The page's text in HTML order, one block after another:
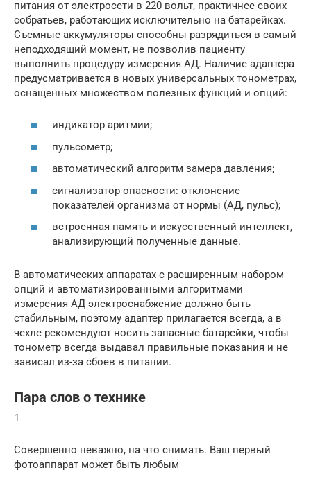
питания от электросети в 220 вольт, практичнее своих
собратьев, работающих исключительно на батарейках.
Съемные аккумуляторы способны разрядиться в самый
неподходящий момент, не позволив пациенту
выполнить процедуру измерения АД. Наличие адаптера
предусматривается в новых универсальных тонометрах,
оснащенных множеством полезных функций и опций:
индикатор аритмии;
пульсометр;
автоматический алгоритм замера давления;
сигнализатор опасности: отклонение
показателей организма от нормы (АД, пульс);
встроенная память и искусственный интеллект,
анализирующий полученные данные.
В автоматических аппаратах с расширенным набором
опций и автоматизированными алгоритмами
измерения АД электроснабжение должно быть
стабильным, поэтому адаптер прилагается всегда, а в
чехле рекомендуют носить запасные батарейки, чтобы
тонометр всегда выдавал правильные показания и не
зависал из-за сбоев в питании.
Пара слов о технике
1
Совершенно неважно, на что снимать. Ваш первый
фотоаппарат может быть любым